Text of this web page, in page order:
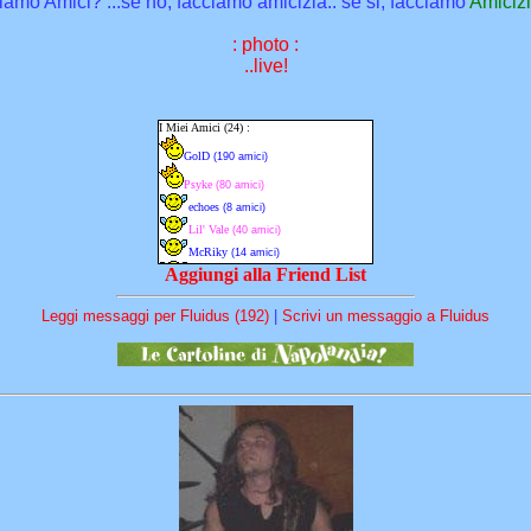
: photo :
..live!
Aggiungi alla Friend List
Leggi messaggi per Fluidus (192) Scrivi un messaggio a Fluidus